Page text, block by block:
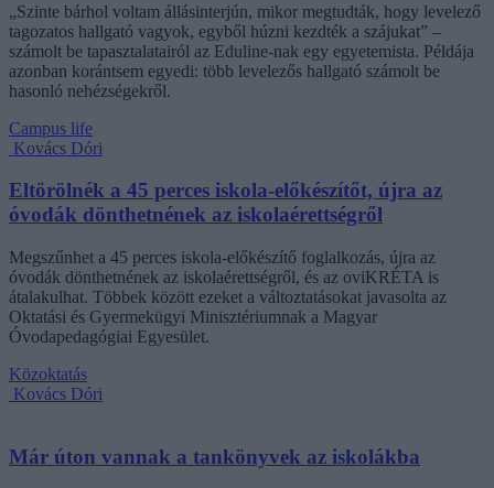
„Szinte bárhol voltam állásinterjún, mikor megtudták, hogy levelező
tagozatos hallgató vagyok, egyből húzni kezdték a szájukat” –
számolt be tapasztalatairól az Eduline-nak egy egyetemista. Példája
azonban korántsem egyedi: több levelezős hallgató számolt be
hasonló nehézségekről.
Campus life
Kovács Dóri
Eltörölnék a 45 perces iskola-előkészítőt, újra az
óvodák dönthetnének az iskolaérettségről
Megszűnhet a 45 perces iskola-előkészítő foglalkozás, újra az
óvodák dönthetnének az iskolaérettségről, és az oviKRÉTA is
átalakulhat. Többek között ezeket a változtatásokat javasolta az
Oktatási és Gyermekügyi Minisztériumnak a Magyar
Óvodapedagógiai Egyesület.
Közoktatás
Kovács Dóri
Már úton vannak a tankönyvek az iskolákba